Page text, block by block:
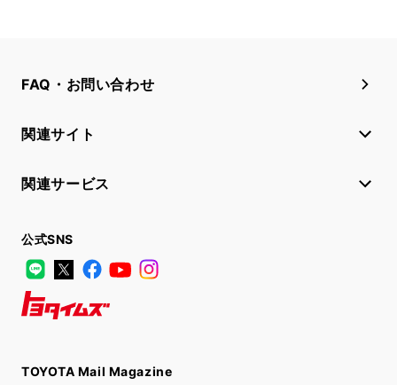
FAQ・お問い合わせ
関連サイト
関連サービス
公式SNS
LINE
X FacebookYouTube
TOYOTA Mail Magazine